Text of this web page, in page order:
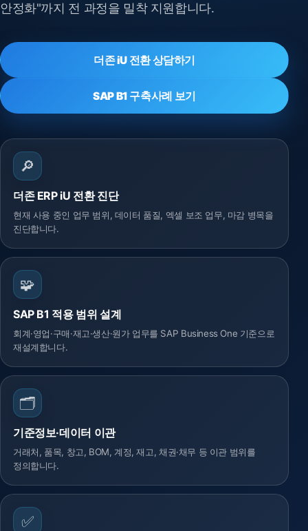
안정화"까지 전 과정을 밀착 지원합니다.
더존 iU 전환 상담하기
SAP B1 구축사례 보기
🔎
더존 ERP iU 전환 진단
현재 사용 중인 업무 범위, 데이터 품질, 엑셀 보조 업무, 마감 병목을
진단합니다.
🧩
SAP B1 적용 범위 설계
회계·영업·구매·재고·생산·원가 업무를 SAP Business One 기준으로
재설계합니다.
🗂️
기준정보·데이터 이관
거래처, 품목, 창고, BOM, 계정, 재고, 채권·채무 등 이관 범위를
정의합니다.
✅